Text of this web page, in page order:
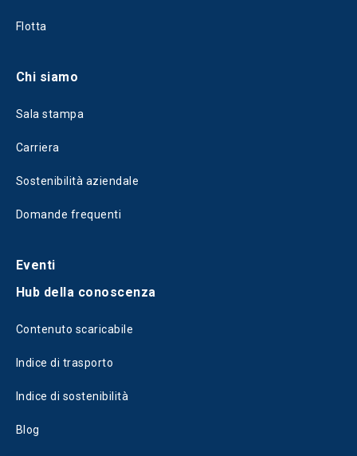
Flotta
Chi siamo
Sala stampa
Carriera
Sostenibilità aziendale
Domande frequenti
Eventi
Hub della conoscenza
Contenuto scaricabile
Indice di trasporto
Indice di sostenibilità
Blog